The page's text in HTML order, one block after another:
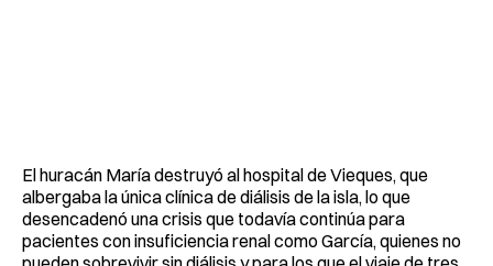
El huracán María destruyó al hospital de Vieques, que
albergaba la única clínica de diálisis de la isla, lo que
desencadenó una crisis que todavía continúa para
pacientes con insuficiencia renal como García, quienes no